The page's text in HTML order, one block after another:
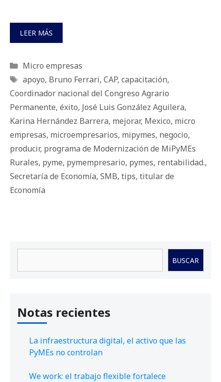
LEER MÁS
Categorías
Micro empresas
Etiquetas
apoyo, Bruno Ferrari, CAP, capacitación,
Coordinador nacional del Congreso Agrario
Permanente, éxito, José Luis González Aguilera,
Karina Hernández Barrera, mejorar, Mexico, micro
empresas, microempresarios, mipymes, negocio,
producir, programa de Modernización de MiPyMEs
Rurales, pyme, pymempresario, pymes, rentabilidad.,
Secretaría de Economía, SMB, tips, titular de
Economía
BUSCAR
Notas recientes
La infraestructura digital, el activo que las
PyMEs no controlan
We work: el trabajo flexible fortalece